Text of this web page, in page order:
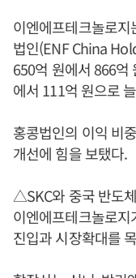
이엔에프테크놀로
법인(ENF China
650억 원에서 866억
에서 111억 원으로
홍콩법인의 이익 비
개선에 힘을 보탰다.
△SKC와 중국 반도
이엔에프테크놀로지
진입과 시장확대를